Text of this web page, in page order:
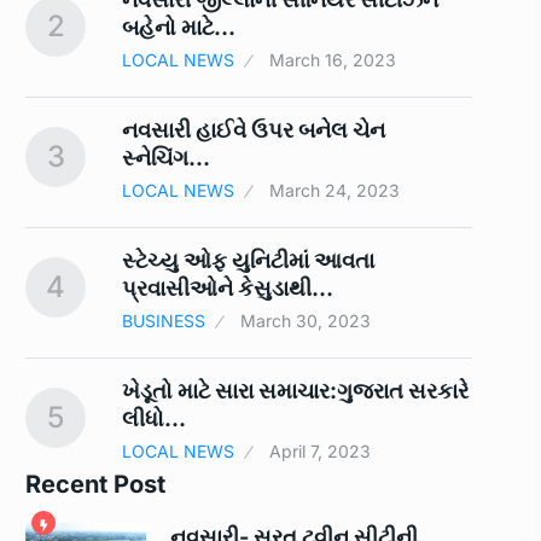
2
બહેનો માટે…
LOCAL NEWS March 16, 2023
3
નવસારી હાઈવે ઉપર બનેલ ચેન
સ્નેચિંગ…
LOCAL NEWS March 24, 2023
4
સ્ટેચ્યુ ઓફ યુનિટીમાં આવતા
પ્રવાસીઓને કેસુડાથી…
BUSINESS March 30, 2023
5
ખેડૂતો માટે સારા સમાચાર:ગુજરાત સરકારે
લીધો…
LOCAL NEWS April 7, 2023
Recent Post